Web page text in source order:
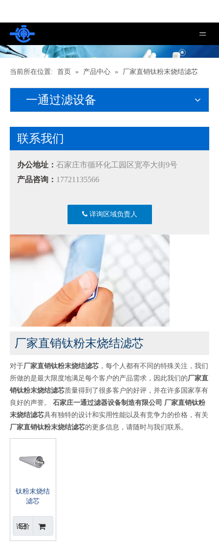
当前所在位置: 首页 » 产品中心 » 厂家直销钛粉末烧结滤芯
一通过滤设备
联系我们
办公地址： 石家庄市循环化工园区宽亭大街9号
产品咨询： 17721135566
详询区域负责人
厂家直销钛粉末烧结滤芯
对于厂家直销钛粉末烧结滤芯 ，每个人都有不同的特殊关注，我们
所做的是最大限度地满足每个客户的产品需求，因此我们的厂家直
销钛粉末烧结滤芯质量得到了很多客户的好评，并在许多国家享有
良好的声誉。 石家庄一通过滤器设备制造有限公司 厂家直销钛粉
末烧结滤芯具有独特的设计和实用性能以及有竞争力的价格，有关
厂家直销钛粉末烧结滤芯的更多信息，请随时与我们联系。
钛粉末烧结
滤芯
询价